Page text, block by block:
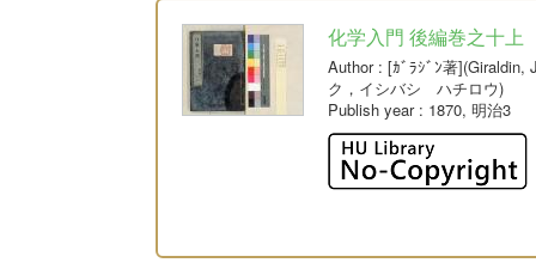
化学入門 後編巻之十上
Author: [ｶﾞﾗｼﾞﾝ著](Giraldin,
ク，イシバシ ハチロウ)
Publish year: 1870, 明治3